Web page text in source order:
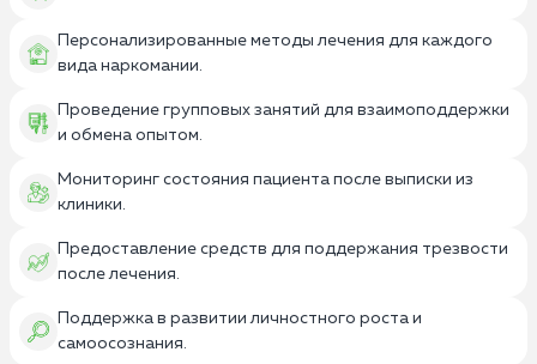
Персонализированные методы лечения для каждого
вида наркомании.
Проведение групповых занятий для взаимоподдержки
и обмена опытом.
Мониторинг состояния пациента после выписки из
клиники.
Предоставление средств для поддержания трезвости
после лечения.
Поддержка в развитии личностного роста и
самоосознания.